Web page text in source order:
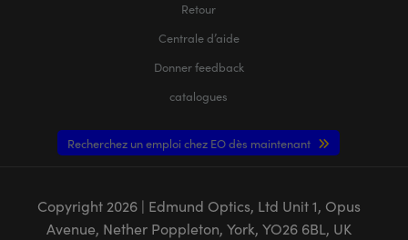
Retour
Centrale d’aide
Donner feedback
catalogues
Recherchez un emploi chez EO dès maintenant
Copyright 2026| Edmund Optics, Ltd Unit 1, Opus
Avenue, Nether Poppleton, York, YO26 6BL, UK